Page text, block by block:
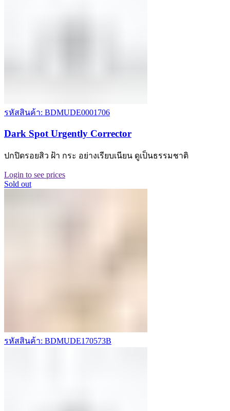
รหัสสินค้า: BDMUDE0001706
Dark Spot Urgently Corrector
ปกปิดรอยสิว ฝ้า กระ อย่างเรียบเนียน ดูเป็นธรรมชาติ
Login to see prices
Sold out
รหัสสินค้า: BDMUDE170573B